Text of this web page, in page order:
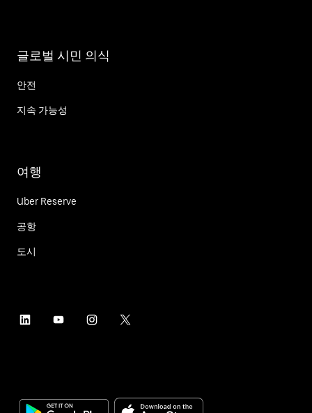
글로벌 시민 의식
안전
지속 가능성
여행
Uber Reserve
공항
도시